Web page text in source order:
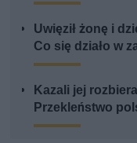
Uwięził żonę i
Co się działo w
Kazali jej
Przekleństwo